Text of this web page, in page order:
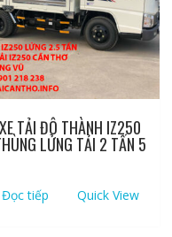
XE TẢI ĐÔ THÀNH IZ250
LỬNG TẢI 2 TẤN 5
Đọc tiếp Quick View